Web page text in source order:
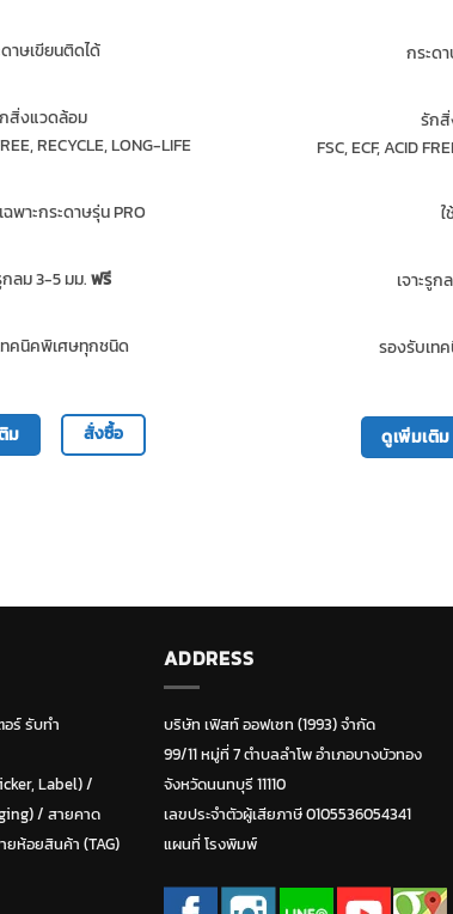
าษเขียนติดได้
สิ่งแวดล้อม
RECYCLE, LONG-LIFE
ฉพาะกระดาษรุ่น PRO
กลม 3-5 มม.ฟรี
คนิคพิเศษทุกชนิด
ม สั่งซื้อ
กระด
รัก
FSC, ECF, ACID
เจาะรู
รองรับเท
ดูเพิ่มเติม
ร์ รับทำ
Label)/
/ สายคาด
ยห้อยสินค้า (TAG)
ADDRESS
บริษัท เฟิสท์ ออฟเซท (1993) จำกัด
99/11 หมู่ที่ 7 ตำบลลำโพ อำเภอบางบัวทอง
จังหวัดนนทบุรี 11110
เลขประจำตัวผู้เสียภาษี 0105536054341
แผนที่ โรงพิมพ์